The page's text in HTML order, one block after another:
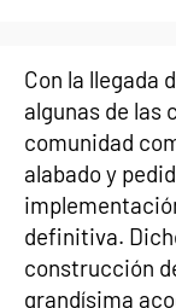
Con la llegada
algunas de las
comunidad
alabado y
definitiva.
construcción
grandísima